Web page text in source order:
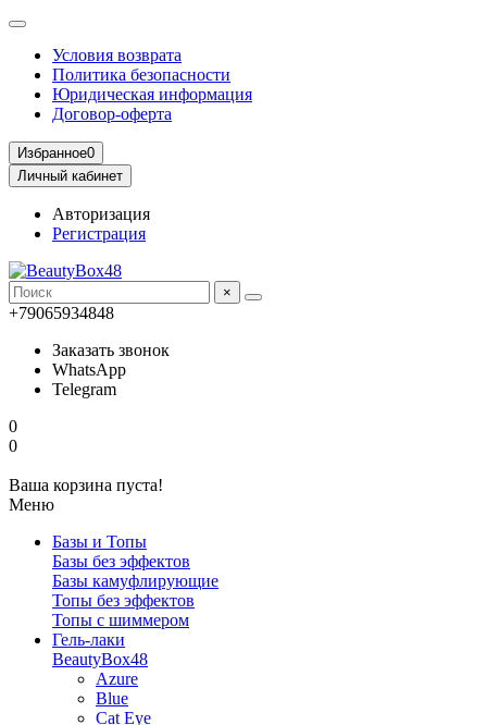
Условия возврата
Политика безопасности
Юридическая информация
Договор-оферта
Избранное0
Личный кабинет
Авторизация
Регистрация
×
+79065934848
Заказать звонок
WhatsApp
Telegram
0
0
Ваша корзина пуста!
Меню
Базы и Топы
Базы без эффектов
Базы камуфлирующие
Топы без эффектов
Топы с шиммером
Гель-лаки
BeautyBox48
Azure
Blue
Cat Eye